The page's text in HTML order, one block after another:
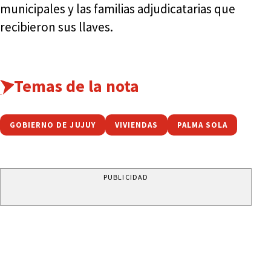
municipales y las familias adjudicatarias que
recibieron sus llaves.
Temas de la nota
GOBIERNO DE JUJUY VIVIENDAS PALMA SOLA
PUBLICIDAD